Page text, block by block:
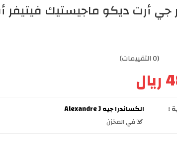
(0 التقييمات)
:
الكساندرا جيه Alexandre J
في المخزن